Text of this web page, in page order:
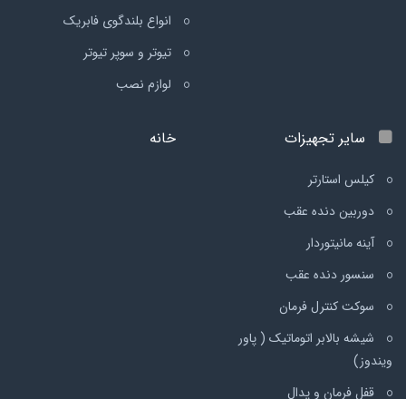
انواع بلندگوی فابریک
تیوتر و سوپر تیوتر
لوازم نصب
سایر تجهیزات
کیلس استارتر
دوربین دنده عقب
آینه مانیتوردار
سنسور دنده عقب
سوکت کنترل فرمان
شیشه بالابر اتوماتیک ( پاور
ویندوز)
قفل فرمان و پدال
خانه